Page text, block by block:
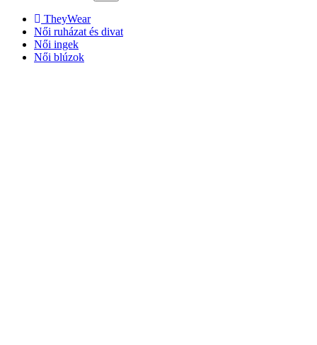
TheyWear
Női ruházat és divat
Női ingek
Női blúzok